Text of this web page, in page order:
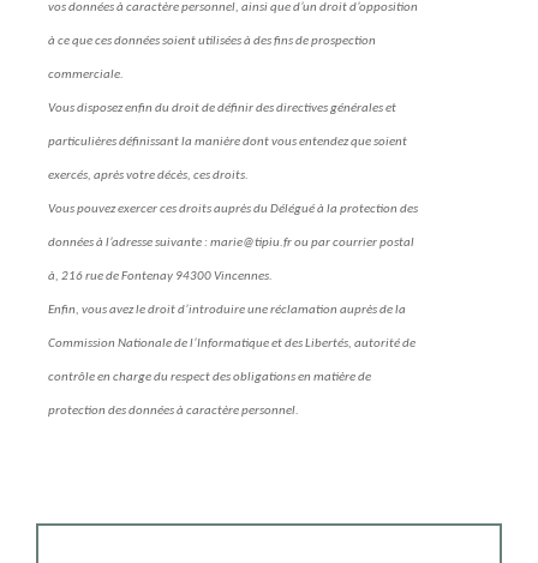
vos données à caractère personnel, ainsi que d’un droit d’opposition
à ce que ces données soient utilisées à des fins de prospection
commerciale.
Vous disposez enfin du droit de définir des directives générales et
particulières définissant la manière dont vous entendez que soient
exercés, après votre décès, ces droits.
Vous pouvez exercer ces droits auprès du Délégué à la protection des
données à l’adresse suivante : marie@tipiu.fr ou par courrier postal
à, 216 rue de Fontenay 94300 Vincennes.
Enfin, vous avez le droit d’introduire une réclamation auprès de la
Commission Nationale de l’Informatique et des Libertés, autorité de
contrôle en charge du respect des obligations en matière de
protection des données à caractère personnel.